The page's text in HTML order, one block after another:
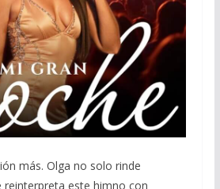
más. Olga no solo rinde
este himno con